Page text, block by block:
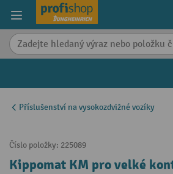
content
Příslušenství na vysokozdvižné vozíky
Číslo položky: 225089
Kippomat KM pro velké